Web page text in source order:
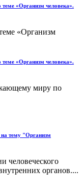
«Организм человека».
«Организм
«Организм человека».
миру по
тему "Организм
человеческого
органов....